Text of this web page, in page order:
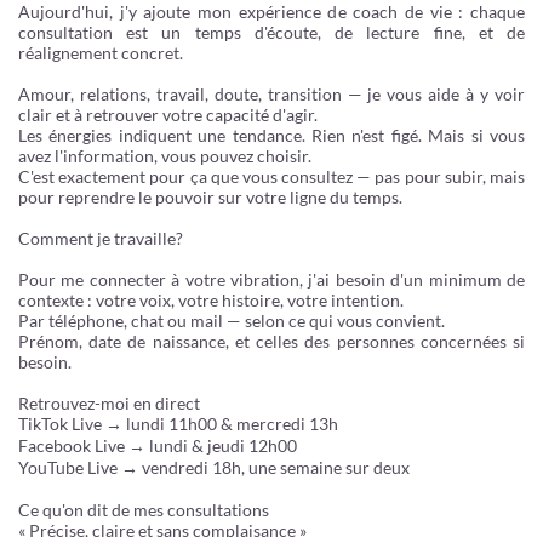
Aujourd'hui, j'y ajoute mon expérience de coach de vie : chaque
consultation est un temps d'écoute, de lecture fine, et de
réalignement concret.
Amour, relations, travail, doute, transition — je vous aide à y voir
clair et à retrouver votre capacité d'agir.
Les énergies indiquent une tendance. Rien n'est figé. Mais si vous
avez l'information, vous pouvez choisir.
C'est exactement pour ça que vous consultez — pas pour subir, mais
pour reprendre le pouvoir sur votre ligne du temps.
Comment je travaille?
Pour me connecter à votre vibration, j'ai besoin d'un minimum de
contexte : votre voix, votre histoire, votre intention.
Par téléphone, chat ou mail — selon ce qui vous convient.
Prénom, date de naissance, et celles des personnes concernées si
besoin.
Retrouvez-moi en direct
TikTok Live → lundi 11h00 & mercredi 13h
Facebook Live → lundi & jeudi 12h00
YouTube Live → vendredi 18h, une semaine sur deux
Ce qu'on dit de mes consultations
« Précise, claire et sans complaisance »